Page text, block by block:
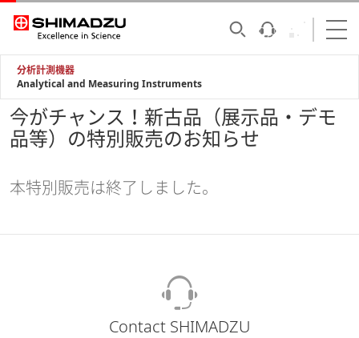
分析計測機器
Analytical and Measuring Instruments
今がチャンス！新古品（展示品・デモ
品等）の特別販売のお知らせ
本特別販売は終了しました。
Contact SHIMADZU